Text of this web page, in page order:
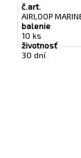
č.art.
AIRLOOP
balenie
10 ks
životnosť
30 dní